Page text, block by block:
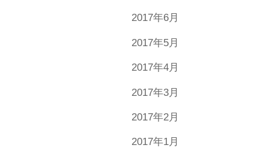
2017年6月
2017年5月
2017年4月
2017年3月
2017年2月
2017年1月